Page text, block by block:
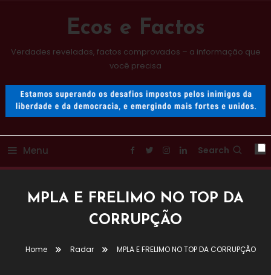
Ecos e Factos
Verdades reveladas, factos comprovados – a informação que
você precisa
Menu Search
MPLA E FRELIMO NO TOP DA
CORRUPÇÃO
Home Radar MPLA E FRELIMO NO TOP DA CORRUPÇÃO